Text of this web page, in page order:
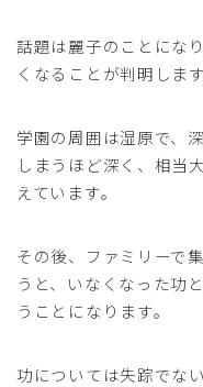
話題は麗子のことにな
くなることが判明します
学園の周囲は湿原で、
しまうほど深く、相当
えています。
その後、ファミリーで
うと、いなくなった功
うことになります。
功については失踪でな